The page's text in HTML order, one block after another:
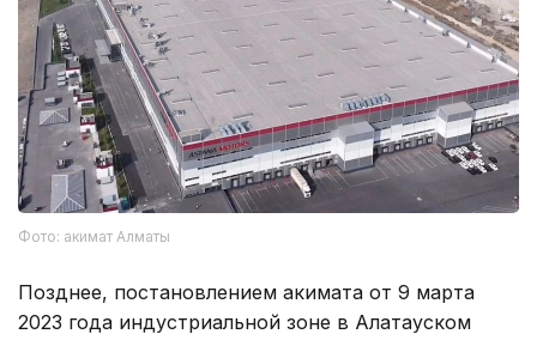
Фото: акимат Алматы
Позднее, постановлением акимата от 9 марта
2023 года индустриальной зоне в Алатауском